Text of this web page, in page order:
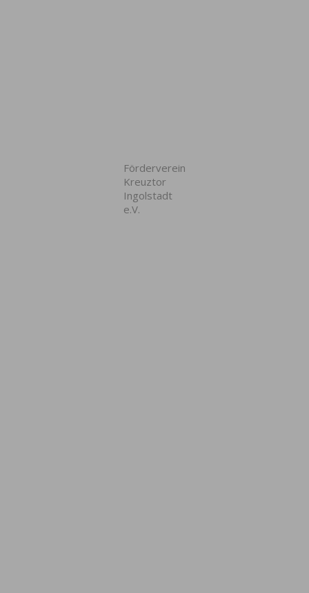
Förderverein
Kreuztor
Ingolstadt
e.V.